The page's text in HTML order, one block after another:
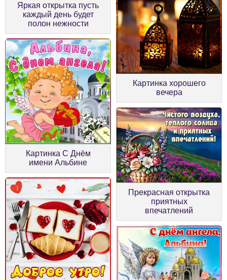
Яркая открытка пусть
каждый день будет
полон нежности
Картинка хорошего
вечера
Картинка С Днём
имени Альбине
Прекрасная открытка
приятных
впечатлений